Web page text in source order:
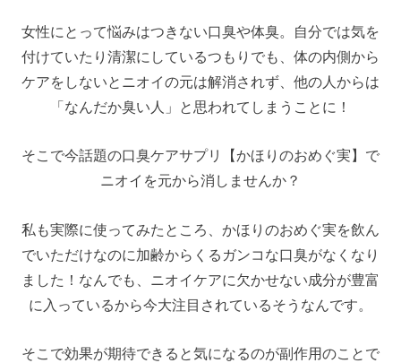
女性にとって悩みはつきない口臭や体臭。自分では気を
付けていたり清潔にしているつもりでも、体の内側から
ケアをしないとニオイの元は解消されず、他の人からは
「なんだか臭い人」と思われてしまうことに！
そこで今話題の口臭ケアサプリ【かほりのおめぐ実】で
ニオイを元から消しませんか？
私も実際に使ってみたところ、かほりのおめぐ実を飲ん
でいただけなのに加齢からくるガンコな口臭がなくなり
ました！なんでも、ニオイケアに欠かせない成分が豊富
に入っているから今大注目されているそうなんです。
そこで効果が期待できると気になるのが副作用のことで